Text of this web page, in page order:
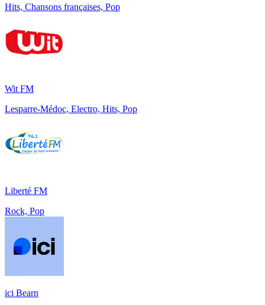
Hits, Chansons françaises, Pop
Wit FM
Lesparre-Médoc, Electro, Hits, Pop
Liberté FM
Rock, Pop
ici Bearn